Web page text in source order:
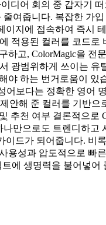
디어 회의 중 갑자기
여줍니다. 복잡한 가
지에 접속하여 즉시
적용된 컬러를 코드로
하고, ColorMagic을 전
광범위하게 쓰이는 유
야 하는 번거로움이 있
보다는 정확한 영어
안해 준 컬러를 기반으
추천 여부 결론적으로
만으로도 트렌디하고
이드가 되어줍니다. 비
용성과 압도적으로 빠
에 생명력을 불어넣어